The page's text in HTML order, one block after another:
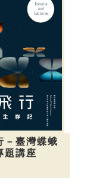
－臺灣蝶蛾
題講座